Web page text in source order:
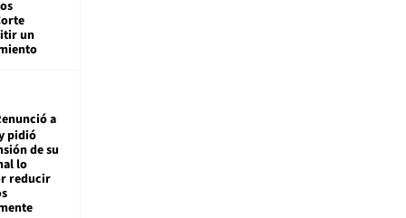
un
a
pidió
de su
lo
reducir